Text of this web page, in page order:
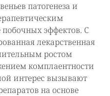
патогенеза и
эффектов. С
лекарственная
ростом
комплаентности
интерес вызывают
на основе